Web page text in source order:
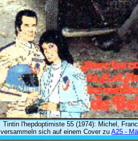
Tintin l'hepdoptimiste 55 (1974): Michel,
versammeln sich auf einem Cover zuA25 -